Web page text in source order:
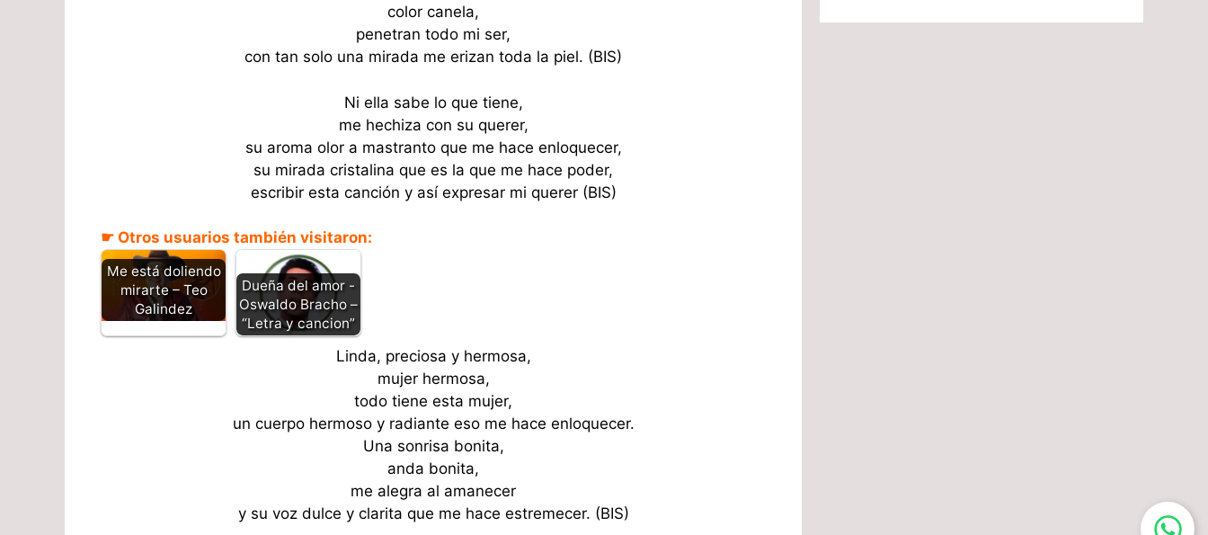
color canela,
penetran todo mi ser,
con tan solo una mirada me erizan toda la piel. (BIS)
Ni ella sabe lo que tiene,
me hechiza con su querer,
su aroma olor a mastranto que me hace enloquecer,
su mirada cristalina que es la que me hace poder,
escribir esta canción y así expresar mi querer (BIS)
☛ Otros usuarios también visitaron:
Me está doliendo
mirarte – Teo
Galindez
Dueña del amor -
Oswaldo Bracho –
“Letra y cancion”
Linda, preciosa y hermosa,
mujer hermosa,
todo tiene esta mujer,
un cuerpo hermoso y radiante eso me hace enloquecer.
Una sonrisa bonita,
anda bonita,
me alegra al amanecer
y su voz dulce y clarita que me hace estremecer. (BIS)